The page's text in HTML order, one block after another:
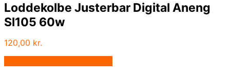
Loddekolbe Justerbar Digital Aneng
Sl105 60w
120,00 kr.